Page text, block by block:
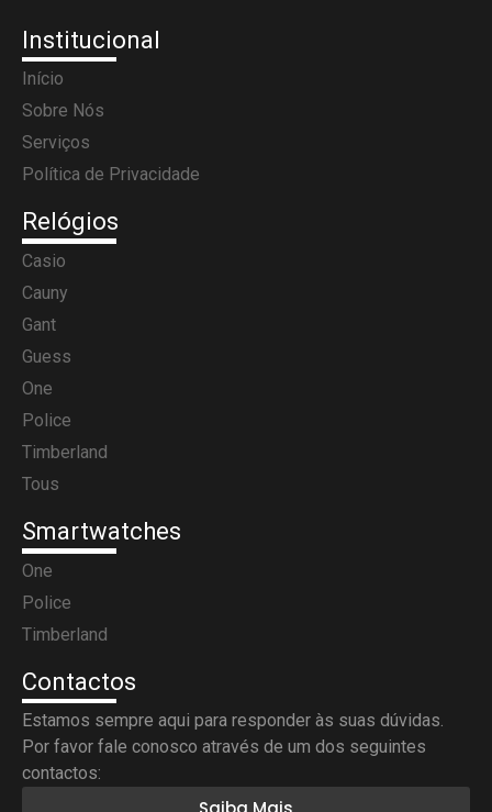
Institucional
Início
Sobre Nós
Serviços
Política de Privacidade
Relógios
Casio
Cauny
Gant
Guess
One
Police
Timberland
Tous
Smartwatches
One
Police
Timberland
Contactos
Estamos sempre aqui para responder às suas dúvidas.
Por favor fale conosco através de um dos seguintes
contactos: